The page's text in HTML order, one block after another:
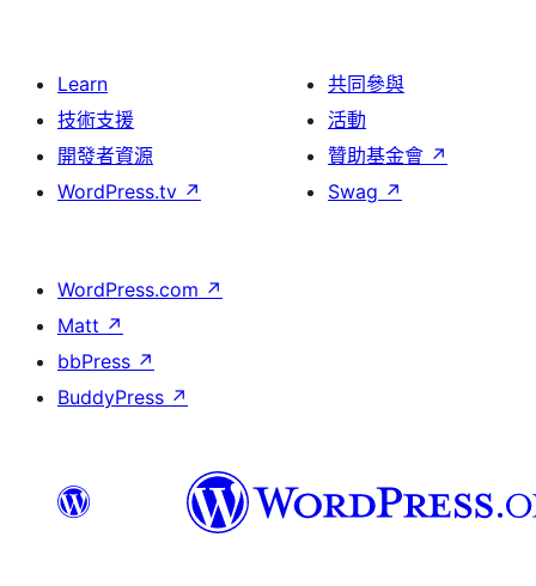
Learn
技術支援
開發者資源
WordPress.tv ↗
共同參與
活動
贊助基金會 ↗
Swag ↗
WordPress.com ↗
Matt ↗
bbPress ↗
BuddyPress ↗